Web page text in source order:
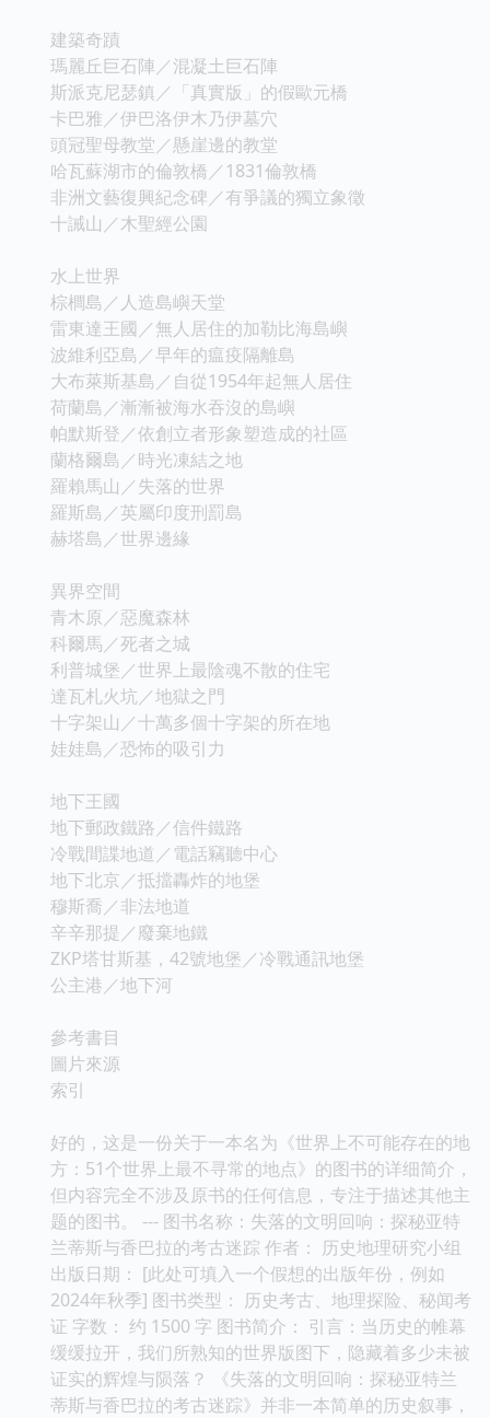
建築奇蹟
瑪麗丘巨石陣／混凝土巨石陣
斯派克尼瑟鎮／「真實版」的假歐元橋
卡巴雅／伊巴洛伊木乃伊墓穴
頭冠聖母教堂／懸崖邊的教堂
哈瓦蘇湖市的倫敦橋／1831倫敦橋
非洲文藝復興紀念碑／有爭議的獨立象徵
十誡山／木聖經公園
水上世界
棕櫚島／人造島嶼天堂
雷東達王國／無人居住的加勒比海島嶼
波維利亞島／早年的瘟疫隔離島
大布萊斯基島／自從1954年起無人居住
荷蘭島／漸漸被海水吞沒的島嶼
帕默斯登／依創立者形象塑造成的社區
蘭格爾島／時光凍結之地
羅賴馬山／失落的世界
羅斯島／英屬印度刑罰島
赫塔島／世界邊緣
異界空間
青木原／惡魔森林
科爾馬／死者之城
利普城堡／世界上最陰魂不散的住宅
達瓦札火坑／地獄之門
十字架山／十萬多個十字架的所在地
娃娃島／恐怖的吸引力
地下王國
地下郵政鐵路／信件鐵路
冷戰間諜地道／電話竊聽中心
地下北京／抵擋轟炸的地堡
穆斯喬／非法地道
辛辛那提／廢棄地鐵
ZKP塔甘斯基，42號地堡／冷戰通訊地堡
公主港／地下河
參考書目
圖片來源
索引
好的，这是一份关于一本名为《世界上不可能存在的地
方：51个世界上最不寻常的地点》的图书的详细简介，
但内容完全不涉及原书的任何信息，专注于描述其他主
题的图书。 --- 图书名称：失落的文明回响：探秘亚特
兰蒂斯与香巴拉的考古迷踪 作者： 历史地理研究小组
出版日期： [此处可填入一个假想的出版年份，例如
2024年秋季] 图书类型： 历史考古、地理探险、秘闻考
证 字数： 约 1500 字 图书简介： 引言：当历史的帷幕
缓缓拉开，我们所熟知的世界版图下，隐藏着多少未被
证实的辉煌与陨落？ 《失落的文明回响：探秘亚特兰
蒂斯与香巴拉的考古迷踪》并非一本简单的历史叙事，